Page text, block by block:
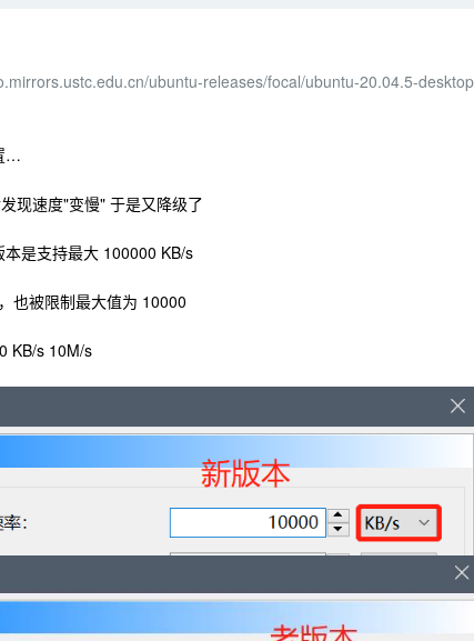
ubuntu-releases/focal/ubuntu-20.04.5-
…
现速度"变慢" 于是又降级了
是支持最大 100000 KB/s
也被限制最大值为 10000
KB/s 10M/s